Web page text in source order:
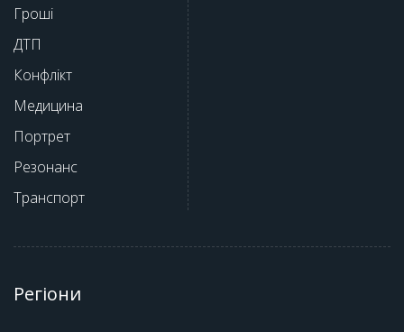
Гроші
ДТП
Конфлікт
Медицина
Портрет
Резонанс
Транспорт
Регіони